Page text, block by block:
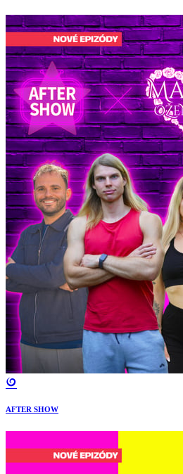
AFTER SHOW